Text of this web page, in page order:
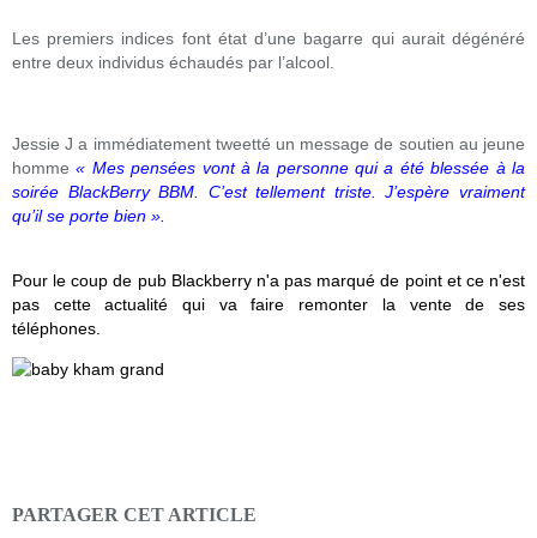
Les premiers indices font état d’une bagarre qui aurait dégénéré
entre deux individus échaudés par l’alcool.
Jessie J a immédiatement tweetté un message de soutien au jeune
homme« Mes pensées vont à la personne qui a été blessée à la
soirée BlackBerry BBM. C’est tellement triste. J’espère vraiment
qu’il se porte bien ».
Pour le coup de pub Blackberry n'a pas marqué de point et ce n'est
pas cette actualité qui va faire remonter la vente de ses
téléphones.
PARTAGER CET ARTICLE